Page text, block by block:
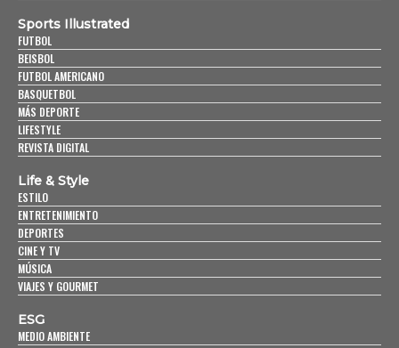
Sports Illustrated
FUTBOL
BEISBOL
FUTBOL AMERICANO
BASQUETBOL
MÁS DEPORTE
LIFESTYLE
REVISTA DIGITAL
Life & Style
ESTILO
ENTRETENIMIENTO
DEPORTES
CINE Y TV
MÚSICA
VIAJES Y GOURMET
ESG
MEDIO AMBIENTE